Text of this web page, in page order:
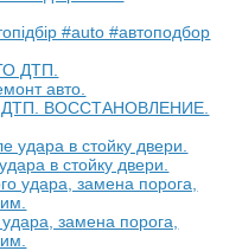
#auto #автоподбор
ДТП. ВОССТАНОВЛЕНИЕ.
в стойку двери.
замена порога,